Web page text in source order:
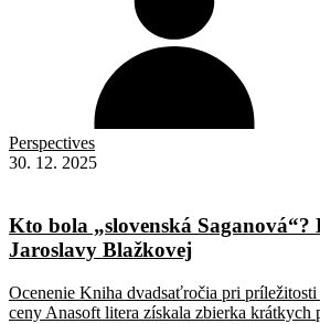
Perspectives
30. 12. 2025
Kto bola „slovenská Saganová“?
Jaroslavy Blažkovej
Ocenenie Kniha dvadsaťročia pri príležitosti
ceny Anasoft litera získala zbierka krátkych